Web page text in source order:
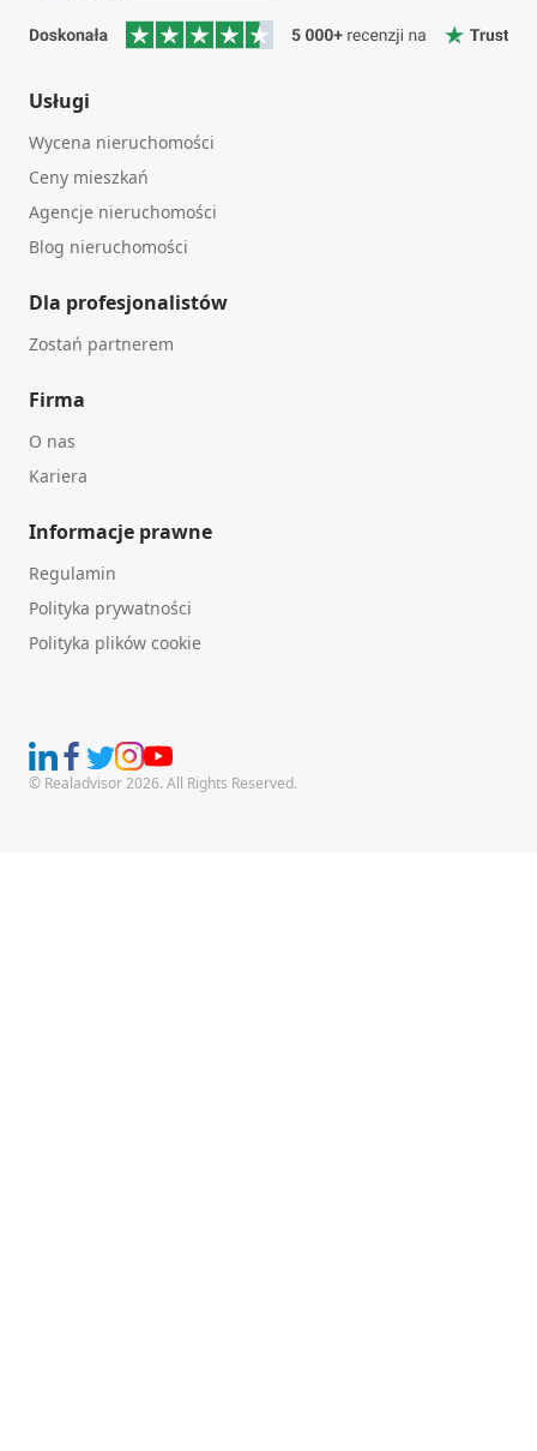
Usługi
Wycena nieruchomości
Ceny mieszkań
Agencje nieruchomości
Blog nieruchomości
Dla profesjonalistów
Zostań partnerem
Firma
O nas
Kariera
Informacje prawne
Regulamin
Polityka prywatności
Polityka plików cookie
© Realadvisor 2026. All Rights Reserved.